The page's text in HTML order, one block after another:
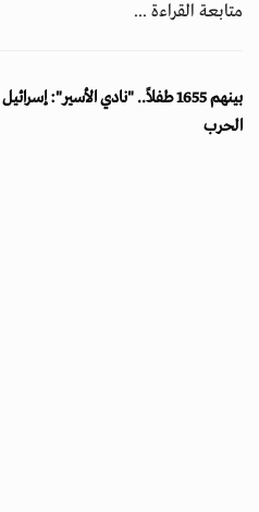
متابعة القراءة ...
الحرب